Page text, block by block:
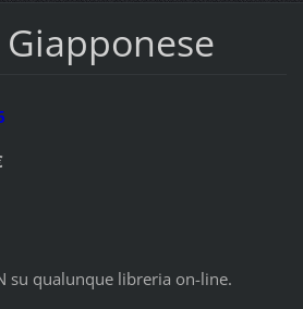
su qualunque libreria on-line.